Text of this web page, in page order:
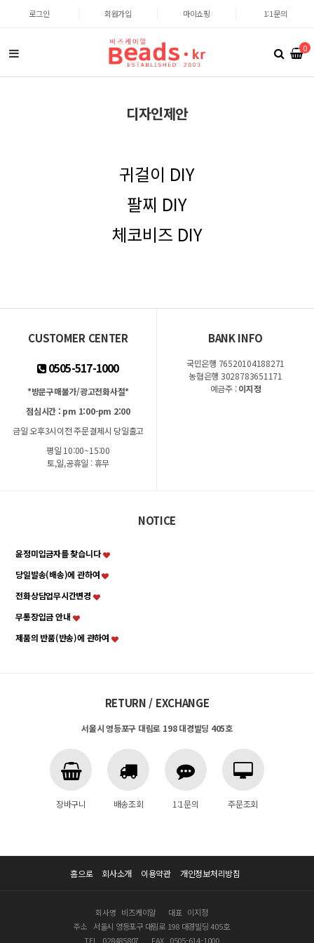
로그인 회원가입 마이쇼핑 1:1문의
0
디자인제안
귀걸이 DIY
팔찌 DIY
체코비즈 DIY
CUSTOMER CENTER
0505-517-1000
*방문구매불가/광고전화사절*
점심시간 : pm 1:00-pm 2:00
금일 오후3시이전 주문결제시 당일출고
평일 10:00~15:00
토,일,공휴일 : 휴무
BANK INFO
국민은행 76520104188271
농협은행 3028783651171
예금주 :이지정
NOTICE
윤정미입금자를 찾습니다
당일발송(배송)에 관하여
전화상담업무시간변경
무통장입금 안내
제품의 반품(반송)에 관하여
RETURN / EXCHANGE
서울시 영등포구 대림로 198 대경빌딩 405호
장바구니 배송조회 1:1문의 주문조회
홈으로 회사소개 이용약관 개인정보처리방침
회사명 비즈케이알 대표 이지정
주소
서울시 영등포구 대림로 198 대경빌딩 405호
TEL
028485807 FAX 0505-614-1000